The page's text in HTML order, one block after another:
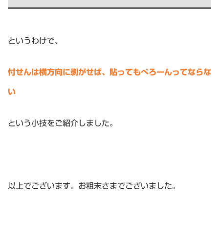
というわけで、
付せんは横方向に剥がせば、貼ってもぺろーんってならな
い
という小技をご紹介しました。
以上でございます。お粗末さまでございました。